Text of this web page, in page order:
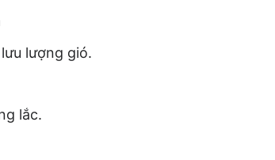
lượng gió.
lắc.